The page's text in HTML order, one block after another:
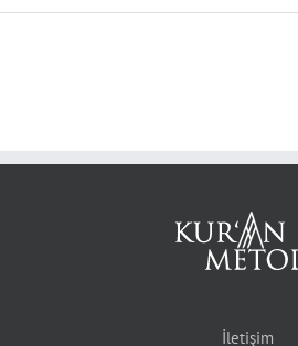
İletişim